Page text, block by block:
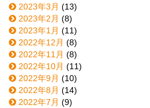
2023年3月 (13)
2023年2月 (8)
2023年1月 (11)
2022年12月 (8)
2022年11月 (8)
2022年10月 (11)
2022年9月 (10)
2022年8月 (14)
2022年7月 (9)